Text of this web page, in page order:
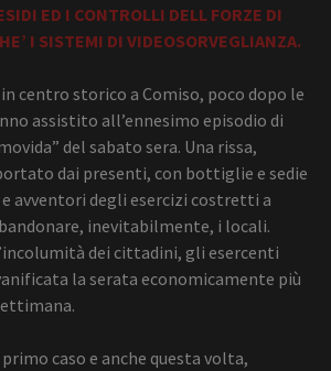
ED I CONTROLLI DELL FORZE DI
I SISTEMI DI VIDEOSORVEGLIANZA.
centro storico a Comiso, poco dopo le
assistito all’ennesimo episodio di
del sabato sera. Una rissa,
dai presenti, con bottiglie e sedie
avventori degli esercizi costretti a
inevitabilmente, i locali.
dei cittadini, gli esercenti
la serata economicamente più
caso e anche questa volta,